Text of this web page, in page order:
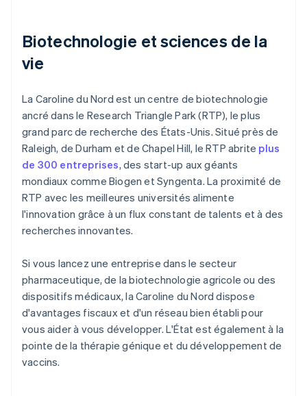
Biotechnologie et sciences de la
vie
La Caroline du Nord est un centre de biotechnologie
ancré dans le Research Triangle Park (RTP), le plus
grand parc de recherche des États-Unis. Situé près de
Raleigh, de Durham et de Chapel Hill, le RTP abrite plus
de 300 entreprises, des start-up aux géants
mondiaux comme Biogen et Syngenta. La proximité de
RTP avec les meilleures universités alimente
l'innovation grâce à un flux constant de talents et à des
recherches innovantes.
Si vous lancez une entreprise dans le secteur
pharmaceutique, de la biotechnologie agricole ou des
dispositifs médicaux, la Caroline du Nord dispose
d'avantages fiscaux et d'un réseau bien établi pour
vous aider à vous développer. L'État est également à la
pointe de la thérapie génique et du développement de
vaccins.